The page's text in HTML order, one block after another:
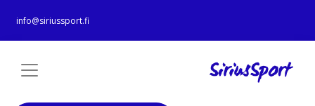
info@siriussport.fi